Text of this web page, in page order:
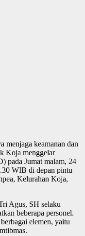
menjaga keamanan dan
Koja menggelar
pada Jumat malam, 24
WIB di depan pintu
Kelurahan Koja,
Agus, SH selaku
beberapa personel.
elemen, yaitu